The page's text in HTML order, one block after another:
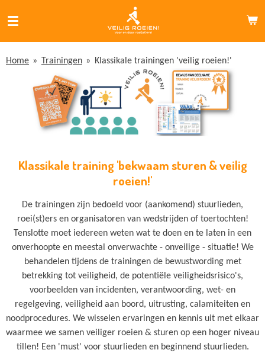
direct
naar
de
Home » Trainingen » Klassikale trainingen 'veilig roeien!'
Klassikale training 'bekwaam sturen & veilig
roeien!'
De trainingen zijn bedoeld voor (aankomend) stuurlieden,
roei(st)ers en organisatoren van wedstrijden of toertochten!
Tenslotte moet iedereen weten wat te doen en te laten in een
onverhoopte en meestal onverwachte - onveilige - situatie! We
behandelen tijdens de trainingen de bewustwording met
betrekking tot veiligheid, de potentiële veiligheidsrisico's,
voorbeelden van incidenten, verantwoording, wet- en
regelgeving, veiligheid aan boord, uitrusting, calamiteiten en
noodprocedures. We wisselen ervaringen en kennis uit met elkaar
waarmee we samen veiliger roeien & sturen op een hoger niveau
tillen! Een 'must' voor stuurlieden en beginnend stuurlieden.